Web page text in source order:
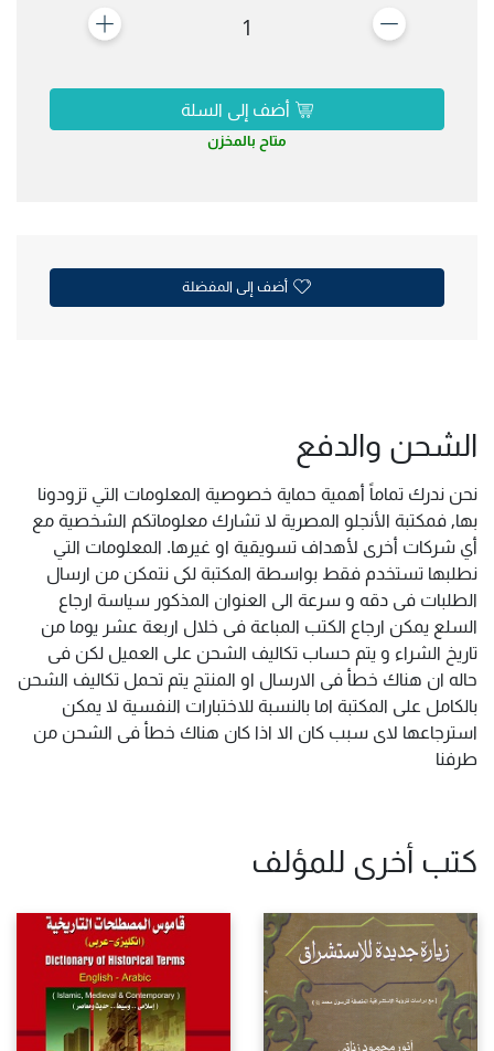
1
أضف إلى السلة
متاح بالمخزن
أضف إلى المفضلة
الشحن والدفع
نحن ندرك تماماً أهمية حماية خصوصية المعلومات التي تزودونا
بها, فمكتبة الأنجلو المصرية لا تشارك معلوماتكم الشخصية مع
أي شركات أخرى لأهداف تسويقية او غيرها. المعلومات التي
نطلبها تستخدم فقط بواسطة المكتبة لكى نتمكن من ارسال
الطلبات فى دقه و سرعة الى العنوان المذكور سياسة ارجاع
السلع يمكن ارجاع الكتب المباعة فى خلال اربعة عشر يوما من
تاريخ الشراء و يتم حساب تكاليف الشحن على العميل لكن فى
حاله ان هناك خطأ فى الارسال او المنتج يتم تحمل تكاليف الشحن
بالكامل على المكتبة اما بالنسبة للاختبارات النفسية لا يمكن
استرجاعها لاى سبب كان الا اذا كان هناك خطأ فى الشحن من
طرفنا
كتب أخرى للمؤلف